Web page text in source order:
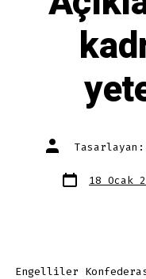
Yazının
yazarıTasarlayan:
Yazı
tarihi18 Ocak
Engelliler